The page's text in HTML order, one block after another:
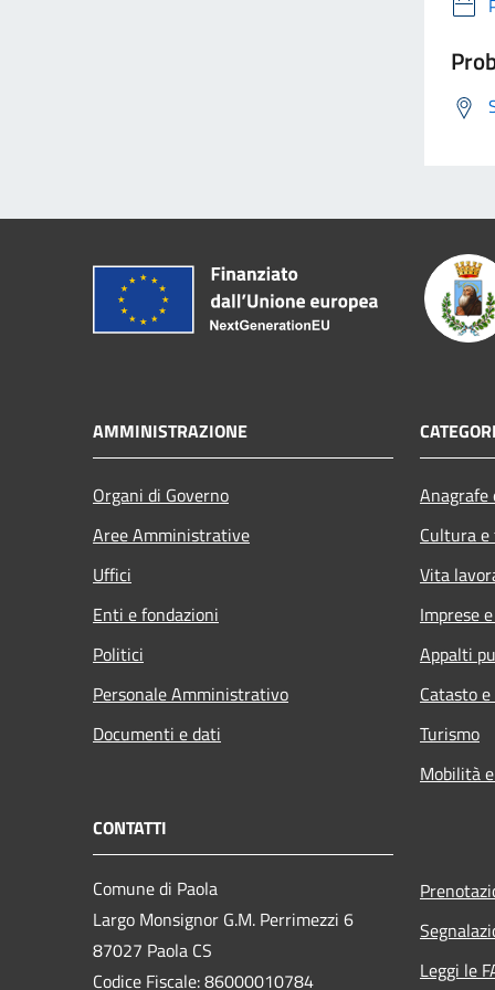
AMMINISTRAZIONE
Organi di Governo
Aree Amministrative
Uffici
Enti e fondazioni
Politici
Personale Amministrativo
Documenti e dati
Cultura
Vita
Imprese
Appalti
Catasto
Turismo
Mobilità
CONTATTI
Comune di Paola
Largo Monsignor G.M. Perrimezzi 6
87027 Paola CS
Codice Fiscale: 86000010784
Leggi le